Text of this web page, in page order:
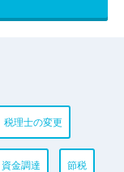
税理士の変更
資金調達 節税